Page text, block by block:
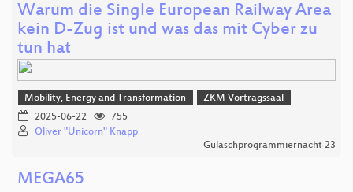
Warum die Single European Railway Area
kein D-Zug ist und was das mit Cyber zu
tun hat
Mobility, Energy and Transformation
ZKM Vortragssaal
2025-06-22
755
Oliver "Unicorn" Knapp
Gulaschprogrammiernacht 23
MEGA65